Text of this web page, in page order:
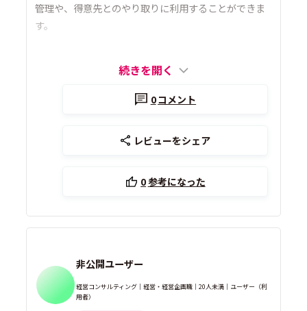
管理や、得意先とのやり取りに利用することができま
す。
続きを開く
0コメント
レビューをシェア
0参考になった
非公開ユーザー
経営コンサルティング｜経営・経営企画職｜20人未満｜ユーザー（利
用者）